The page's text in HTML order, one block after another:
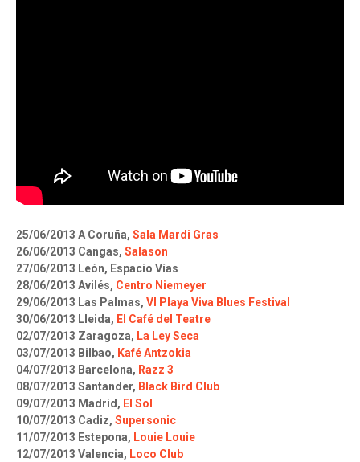
25/06/2013 A Coruña, Sala Mardi Gras
26/06/2013 Cangas, Salason
27/06/2013 León, Espacio Vías
28/06/2013 Avilés, Centro Niemeyer
29/06/2013 Las Palmas, VI Playa Viva Blues Festival
30/06/2013 Lleida, El Café del Teatre
02/07/2013 Zaragoza, La Ley Seca
03/07/2013 Bilbao, Kafé Antzokia
04/07/2013 Barcelona, Razz 3
08/07/2013 Santander, Black Bird Club
09/07/2013 Madrid, El Sol
10/07/2013 Cadiz, Supersonic
11/07/2013 Estepona, Louie Louie
12/07/2013 Valencia, Loco Club